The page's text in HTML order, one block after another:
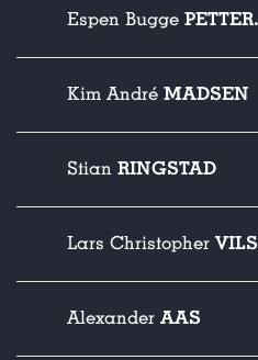
Espen Bugge PETTERSEN
Kim André MADSEN
Stian RINGSTAD
Lars Christopher VILSVIK
Alexander AAS